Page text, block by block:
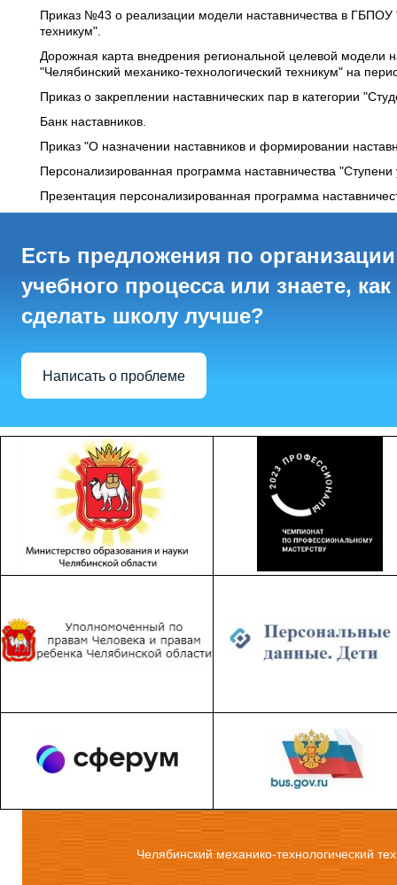
Приказ №43 о реализации модели наставничества в ГБПОУ
техникум".
Дорожная карта внедрения региональной целевой модели
"Челябинский механико-технологический техникум" на
Приказ о закреплении наставнических пар в категории
Банк наставников.
Приказ "О назначении наставников и формировании
Персонализированная программа наставничества "Ступени
Презентация персонализированная программа
Есть предложения по организации
учебного процесса или знаете, как
сделать школу лучше?
Написать о проблеме
Челябинский механико-технологический